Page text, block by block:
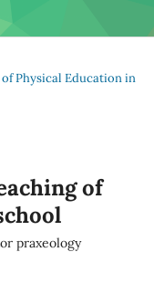
Physical Education in
of
praxeology